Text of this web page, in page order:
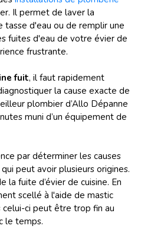
Il permet de laver la
tasse d'eau ou de remplir une
fuites d'eau de votre évier de
frustrante.
fuit, il faut rapidement
la cause exacte de
plombier d’Allo Dépanne
muni d’un équipement de
par déterminer les causes
peut avoir plusieurs origines.
la fuite d’évier de cuisine. En
scellé à l'aide de mastic
ci peut être trop fin au
le temps.